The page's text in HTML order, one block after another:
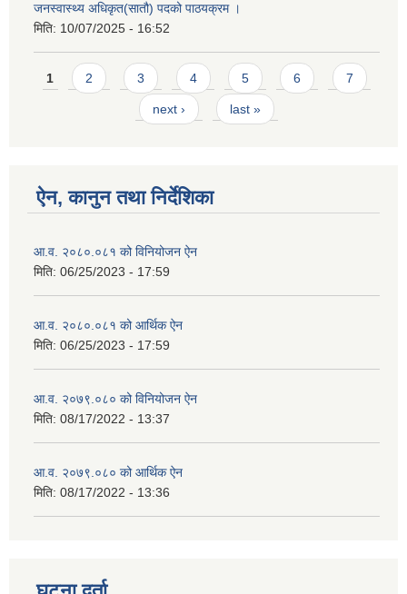
जनस्वास्थ्य अधिकृत(सातौ) पदको पाठयक्रम ।
मिति: 10/07/2025 - 16:52
Pages
1 2 3 4 5 6 7
next › last »
ऐन, कानुन तथा निर्देशिका
आ.व. २०८०.०८१ को विनियोजन ऐन
मिति: 06/25/2023 - 17:59
आ.व. २०८०.०८१ को आर्थिक ऐन
मिति: 06/25/2023 - 17:59
आ.व. २०७९.०८० को विनियोजन ऐन
मिति: 08/17/2022 - 13:37
आ.व. २०७९.०८० को आर्थिक ऐन
मिति: 08/17/2022 - 13:36